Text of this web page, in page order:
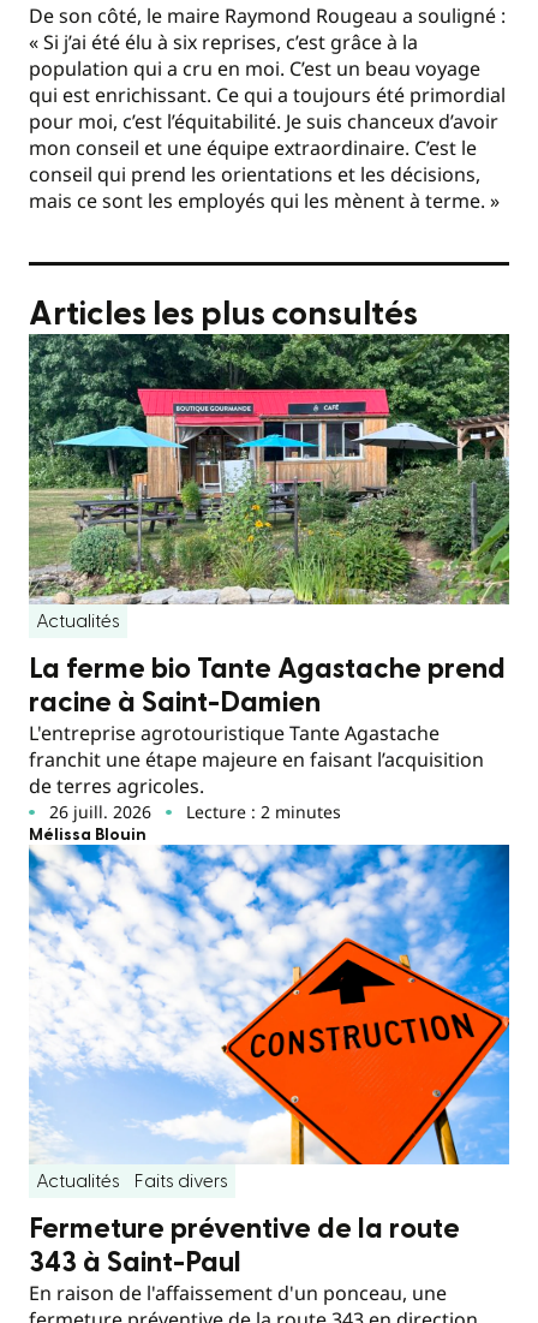
De son côté, le maire Raymond Rougeau a souligné :
« Si j’ai été élu à six reprises, c’est grâce à la
population qui a cru en moi. C’est un beau voyage
qui est enrichissant. Ce qui a toujours été primordial
pour moi, c’est l’équitabilité. Je suis chanceux d’avoir
mon conseil et une équipe extraordinaire. C’est le
conseil qui prend les orientations et les décisions,
mais ce sont les employés qui les mènent à terme. »
Articles les plus consultés
Actualités
La ferme bio Tante Agastache prend
racine à Saint-Damien
L'entreprise agrotouristique Tante Agastache
franchit une étape majeure en faisant l’acquisition
de terres agricoles.
26 juill. 2026 Lecture : 2 minutes
Mélissa Blouin
Actualités Faits divers
Fermeture préventive de la route
343 à Saint-Paul
En raison de l'affaissement d'un ponceau, une